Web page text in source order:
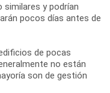
y podrían
pocos días antes de
de pocas
no están
son de gestión